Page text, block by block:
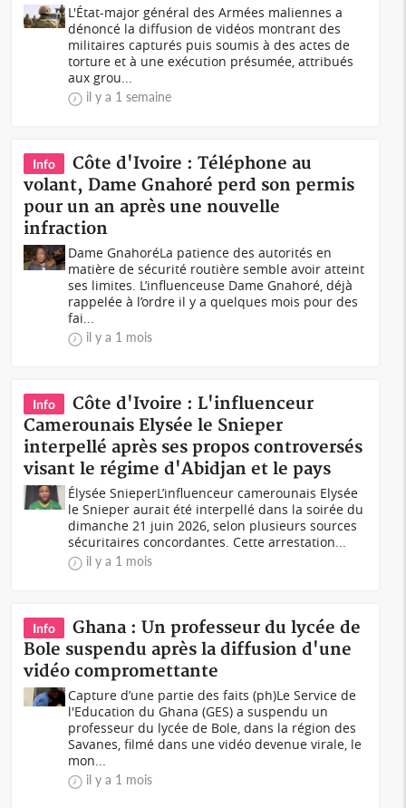
L'État-major général des Armées maliennes a
dénoncé la diffusion de vidéos montrant des
militaires capturés puis soumis à des actes de
torture et à une exécution présumée, attribués
aux grou...
il y a 1 semaine
Info
Côte d'Ivoire : Téléphone au
volant, Dame Gnahoré perd son permis
pour un an après une nouvelle
infraction
Dame GnahoréLa patience des autorités en
matière de sécurité routière semble avoir atteint
ses limites. L’influenceuse Dame Gnahoré, déjà
rappelée à l’ordre il y a quelques mois pour des
fai...
il y a 1 mois
Info
Côte d'Ivoire : L'influenceur
Camerounais Elysée le Snieper
interpellé après ses propos controversés
visant le régime d'Abidjan et le pays
Élysée SnieperL’influenceur camerounais Elysée
le Snieper aurait été interpellé dans la soirée du
dimanche 21 juin 2026, selon plusieurs sources
sécuritaires concordantes. Cette arrestation...
il y a 1 mois
Info
Ghana : Un professeur du lycée de
Bole suspendu après la diffusion d'une
vidéo compromettante
Capture d’une partie des faits (ph)Le Service de
l'Education du Ghana (GES) a suspendu un
professeur du lycée de Bole, dans la région des
Savanes, filmé dans une vidéo devenue virale, le
mon...
il y a 1 mois